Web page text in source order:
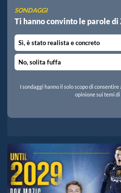
SONDAGGI
Ti hanno convinto le parole di
Sì, è stato realista e concreto
No, solita fuffa
I sondaggi hanno il solo scopo di
opinione sui temi di